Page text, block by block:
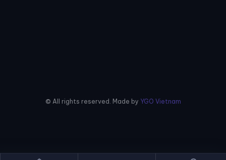
© All rights reserved. Made by YGO Vietnam